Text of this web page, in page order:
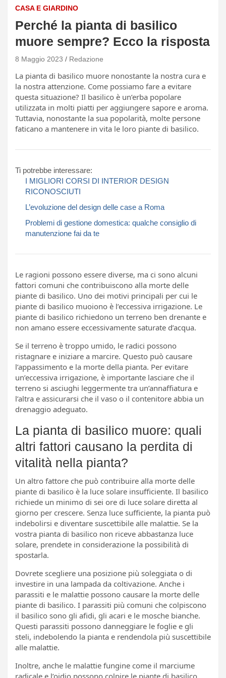
CASA E GIARDINO
Perché la pianta di basilico
muore sempre? Ecco la risposta
8 Maggio 2023 Redazione
La pianta di basilico muore nonostante la nostra cura e
la nostra attenzione. Come possiamo fare a evitare
questa situazione? Il basilico è un’erba popolare
utilizzata in molti piatti per aggiungere sapore e aroma.
Tuttavia, nonostante la sua popolarità, molte persone
faticano a mantenere in vita le loro piante di basilico.
Ti potrebbe interessare:
I MIGLIORI CORSI DI INTERIOR DESIGN
RICONOSCIUTI
L’evoluzione del design delle case a Roma
Problemi di gestione domestica: qualche consiglio di
manutenzione fai da te
Le ragioni possono essere diverse, ma ci sono alcuni
fattori comuni che contribuiscono alla morte delle
piante di basilico. Uno dei motivi principali per cui le
piante di basilico muoiono è l’eccessiva irrigazione. Le
piante di basilico richiedono un terreno ben drenante e
non amano essere eccessivamente saturate d’acqua.
Se il terreno è troppo umido, le radici possono
ristagnare e iniziare a marcire. Questo può causare
l’appassimento e la morte della pianta. Per evitare
un’eccessiva irrigazione, è importante lasciare che il
terreno si asciughi leggermente tra un’annaffiatura e
l’altra e assicurarsi che il vaso o il contenitore abbia un
drenaggio adeguato.
La pianta di basilico muore: quali
altri fattori causano la perdita di
vitalità nella pianta?
Un altro fattore che può contribuire alla morte delle
piante di basilico è la luce solare insufficiente. Il basilico
richiede un minimo di sei ore di luce solare diretta al
giorno per crescere. Senza luce sufficiente, la pianta può
indebolirsi e diventare suscettibile alle malattie. Se la
vostra pianta di basilico non riceve abbastanza luce
solare, prendete in considerazione la possibilità di
spostarla.
Dovrete scegliere una posizione più soleggiata o di
investire in una lampada da coltivazione. Anche i
parassiti e le malattie possono causare la morte delle
piante di basilico. I parassiti più comuni che colpiscono
il basilico sono gli afidi, gli acari e le mosche bianche.
Questi parassiti possono danneggiare le foglie e gli
steli, indebolendo la pianta e rendendola più suscettibile
alle malattie.
Inoltre, anche le malattie fungine come il marciume
radicale e l’oidio possono colpire le piante di basilico.